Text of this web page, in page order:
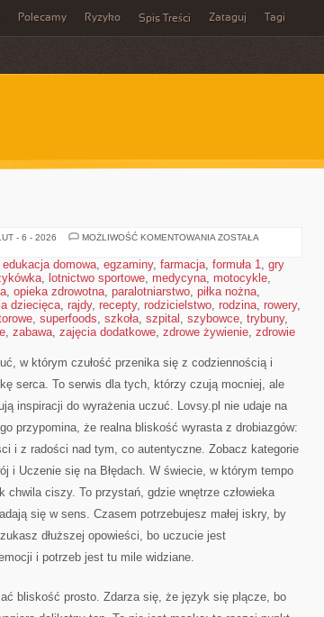
Polecamy Ryzyko Spis Treści Zataguj Tagi
- 6 - 2026 MOŻLIWOŚĆ KOMENTOWANIA WRAŻLIWOŚĆ
ZOSTAŁA
edukacja domowa, egzaminy, farmacja, formuła 1, gry
, lotnictwo sportowe, medycyna, motocykle,
, opieka zdrowotna, paralotniarstwo, piłka nożna,
dziecięca, rajdy, recepty, rodzicielstwo, rodzina, rowery,
, superfoods, szkoła, szpital , szybowce, trybuny,
, zabawa, zajęcia dodatkowe, zdrowe żywienie, zdrowie
w którym czułość przenika się z codziennością i
serca. To serwis dla tych, którzy czują mocniej, ale
inspiracji do wyrażenia uczuć. Lovsy.pl nie udaje na
przypomina, że realna bliskość wyrasta z drobiazgów:
i z radości nad tym, co autentyczne. Zobacz kategorie
i Uczenie się na Błędach. W świecie, w którym tempo
chwila ciszy. To przystań, gdzie wnętrze człowieka
się w sens. Czasem potrzebujesz małej iskry, by
dłuższej opowieści, bo uczucie jest
i potrzeb jest tu mile widziane.
bliskość prosto. Zdarza się, że język się plącze, bo